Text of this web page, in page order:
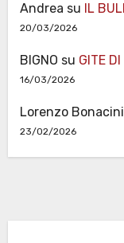
Andrea su IL
20/03/2026
BIGNO su GITE
16/03/2026
Lorenzo Bonacini
23/02/2026